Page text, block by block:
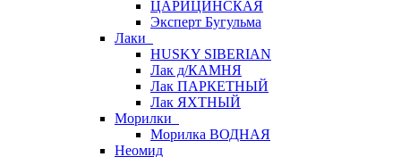
ЦАРИЦИНСКАЯ
Эксперт Бугульма
Лаки
HUSKY SIBERIAN
Лак д/КАМНЯ
Лак ПАРКЕТНЫЙ
Лак ЯХТНЫЙ
Морилки
Морилка ВОДНАЯ
Неомид